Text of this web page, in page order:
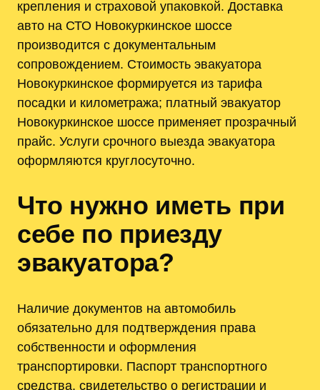
крепления и страховой упаковкой. Доставка
авто на СТО Новокуркинское шоссе
производится с документальным
сопровождением. Стоимость эвакуатора
Новокуркинское формируется из тарифа
посадки и километража; платный эвакуатор
Новокуркинское шоссе применяет прозрачный
прайс. Услуги срочного выезда эвакуатора
оформляются круглосуточно.
Что нужно иметь при
себе по приезду
эвакуатора?
Наличие документов на автомобиль
обязательно для подтверждения права
собственности и оформления
транспортировки. Паспорт транспортного
средства, свидетельство о регистрации и